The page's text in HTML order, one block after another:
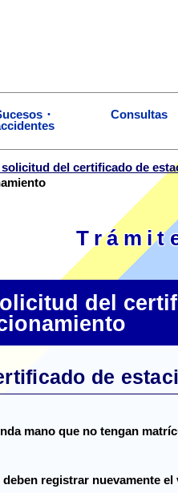
・
Consultas
solicitud del certificado de
del
de
mano que no tengan
registrar nuevamente